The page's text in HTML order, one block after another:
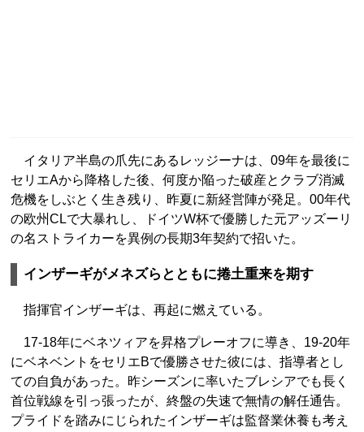
イタリア半島の爪先にあるレッジーナは、09年を最後に
セリエAから降格した後、何度か陥った破産とクラブ消滅
危機をしぶとく生き残り、昨夏に新経営陣が発足。00年代
の欧州CLで大暴れし、ドイツW杯で優勝した元アッズーリ
の名ストライカーを異例の長期3年契約で招いた。
インザーギがメネズらとともに捲土重来を期す
指揮官インザーギは、再起に燃えている。
17-18年にベネツィアを昇格プレーオフに導き、19-20年
にベネベントをセリエBで優勝させた彼には、指導者とし
ての自負があった。昨シーズンに率いたブレシアでも長く
首位戦線を引っ張ったが、終盤の失速で無情の解任通告。
プライドを踏みにじられたインザーギは監督業休養も考え